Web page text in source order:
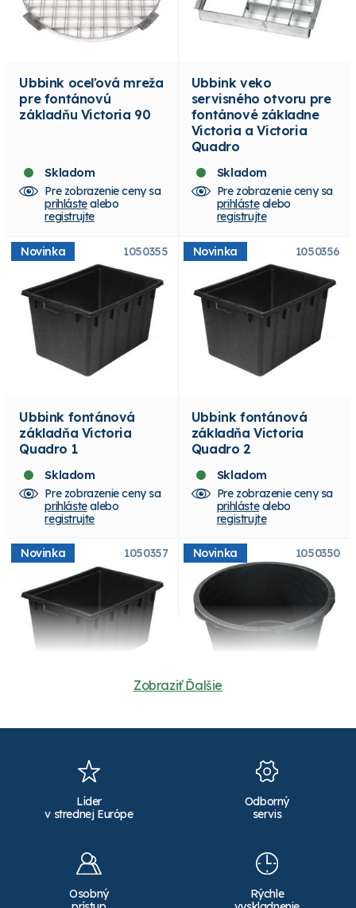
Ubbink oceľová mreža
pre fontánovú
základňu Victoria 90
Skladom
Pre zobrazenie ceny sa
prihlástealebo
registrujte
Ubbink veko
servisného otvoru pre
fontánové základne
Victoria a Victoria
Quadro
Skladom
Pre zobrazenie ceny sa
prihlástealebo
registrujte
Novinka 1050355
Ubbink fontánová
základňa Victoria
Quadro 1
Skladom
Pre zobrazenie ceny sa
prihlástealebo
registrujte
Novinka 1050356
Ubbink fontánová
základňa Victoria
Quadro 2
Skladom
Pre zobrazenie ceny sa
prihlástealebo
registrujte
Novinka 1050357
Skladom
Pre zobrazenie ceny sa
prihlástealebo
registrujte
Novinka 1050350
Skladom
Pre zobrazenie ceny sa
prihlástealebo
registrujte
Zobraziť Ďalšie
Líder
v strednej Európe
Odborný
servis
Osobný
Rýchle